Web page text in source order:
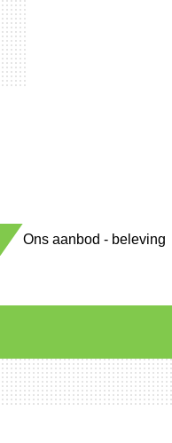
Ons aanbod - beleving